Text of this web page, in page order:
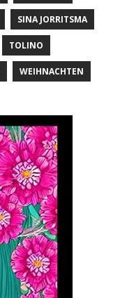
SINA JORRITSMA
TOLINO
WEIHNACHTEN